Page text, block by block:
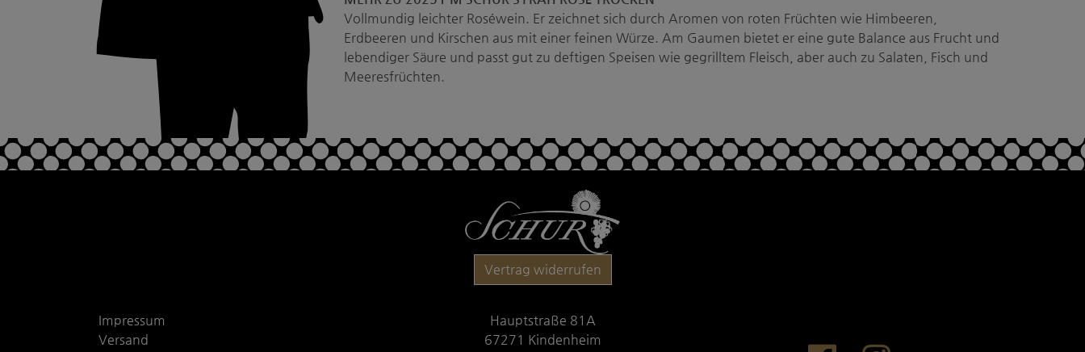
Vollmundig leichter Roséwein. Er zeichnet sich durch Aromen von roten Früchten wie Himbeeren,
Erdbeeren und Kirschen aus mit einer feinen Würze. Am Gaumen bietet er eine gute Balance aus Frucht und
lebendiger Säure und passt gut zu deftigen Speisen wie gegrilltem Fleisch, aber auch zu Salaten, Fisch und
Meeresfrüchten.
Vertrag widerrufen
Impressum
Versand
Hauptstraße 81A
67271 Kindenheim